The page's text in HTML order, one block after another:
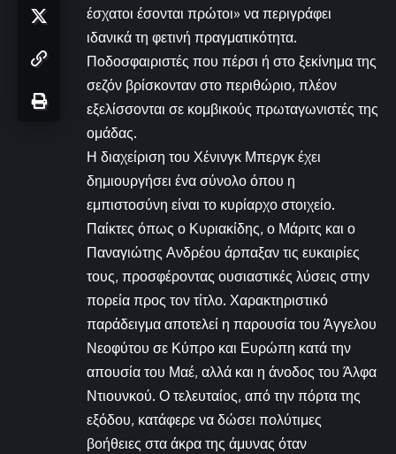
έσχατοι έσονται πρώτοι» να περιγράφει
ιδανικά τη φετινή πραγματικότητα.
Ποδοσφαιριστές που πέρσι ή στο ξεκίνημα της
σεζόν βρίσκονταν στο περιθώριο, πλέον
εξελίσσονται σε κομβικούς πρωταγωνιστές της
ομάδας.
Η διαχείριση του Χένινγκ Μπεργκ έχει
δημιουργήσει ένα σύνολο όπου η
εμπιστοσύνη είναι το κυρίαρχο στοιχείο.
Παίκτες όπως ο Κυριακίδης, ο Μάριτς και ο
Παναγιώτης Ανδρέου άρπαξαν τις ευκαιρίες
τους, προσφέροντας ουσιαστικές λύσεις στην
πορεία προς τον τίτλο. Χαρακτηριστικό
παράδειγμα αποτελεί η παρουσία του Άγγελου
Νεοφύτου σε Κύπρο και Ευρώπη κατά την
απουσία του Μαέ, αλλά και η άνοδος του Άλφα
Ντιουνκού. Ο τελευταίος, από την πόρτα της
εξόδου, κατάφερε να δώσει πολύτιμες
βοήθειες στα άκρα της άμυνας όταν